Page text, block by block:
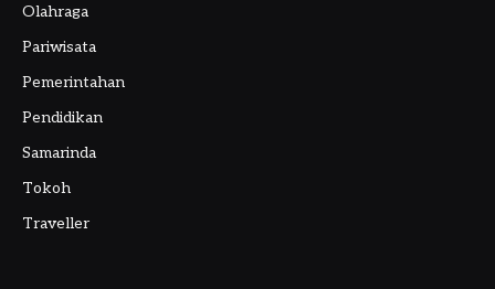
Olahraga
Pariwisata
Pemerintahan
Pendidikan
Samarinda
Tokoh
Traveller